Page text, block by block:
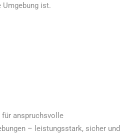
Umgebung ist.
für anspruchsvolle
– leistungsstark, sicher und